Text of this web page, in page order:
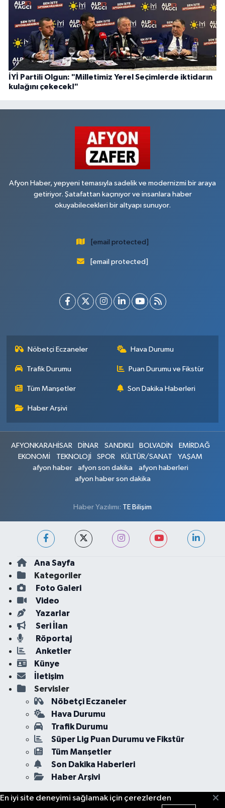
İYİ Partili Olgun: "Milletimiz Yerel Seçimlerde iktidarın
kulağını çekecek!"
Afyon Haber, yepyeni temasıyla sadelik ve modernizmi bir araya
getiriyor. Şatafattan kaçınıyor ve insanlara haber
okuyabilecekleri bir altyapı sunuyor.
[email protected]
[email protected]
Nöbetçi Eczaneler Hava Durumu
Trafik Durumu Puan Durumu ve Fikstür
Tüm Manşetler Son Dakika Haberleri
Haber Arşivi
AFYONKARAHİSAR DİNAR SANDIKLI BOLVADİN
EMİRDAĞ
EKONOMİ
TEKNOLOJİ SPOR KÜLTÜR/SANAT
YAŞAM
afyon haber
afyon son dakika
afyon haberleri
afyon haber son dakika
Haber Yazılımı: TE Bilişim
Ana Sayfa
Kategoriler
Foto Galeri
Video
Yazarlar
Seri İlan
Röportaj
Anketler
Künye
İletişim
Servisler
Nöbetçi Eczaneler
Hava Durumu
Trafik Durumu
Süper Lig Puan Durumu ve Fikstür
Tüm Manşetler
Son Dakika Haberleri
Haber Arşivi
En iyi site deneyimi sağlamak için çerezlerden